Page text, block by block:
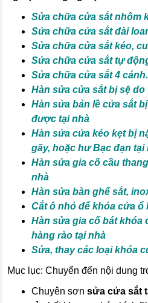
Sửa chữa cửa sắt nhôm
Sửa chữa cửa sắt đài
Sửa chữa cửa sắt kéo,
Sửa chữa cửa sắt tự
Sửa chữa cửa sắt 4 cánh.
Hàn sửa cửa sắt bị sệ
Hàn sửa bản lề cửa sắt
được tại nhà
Hàn sửa cửa kéo kẹt bị
gãy, hoặc hư Bạc đạn tại
Hàn sửa gia cố cầu
nhà
Hàn sửa bàn ghế sắt,
Cắt ô nhỏ để khóa cửa
Hàn sửa gia cố bát khóa
hàng rào tại nhà
Sửa, thay các loại khóa
Mục lục: Chuyển đến nội dung
Chuyên sơnsửa cửa sắt